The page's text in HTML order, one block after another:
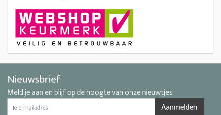
Nieuwsbrief
Meld je aan en blijf op de hoogte van onze nieuwtjes
Aanmelden